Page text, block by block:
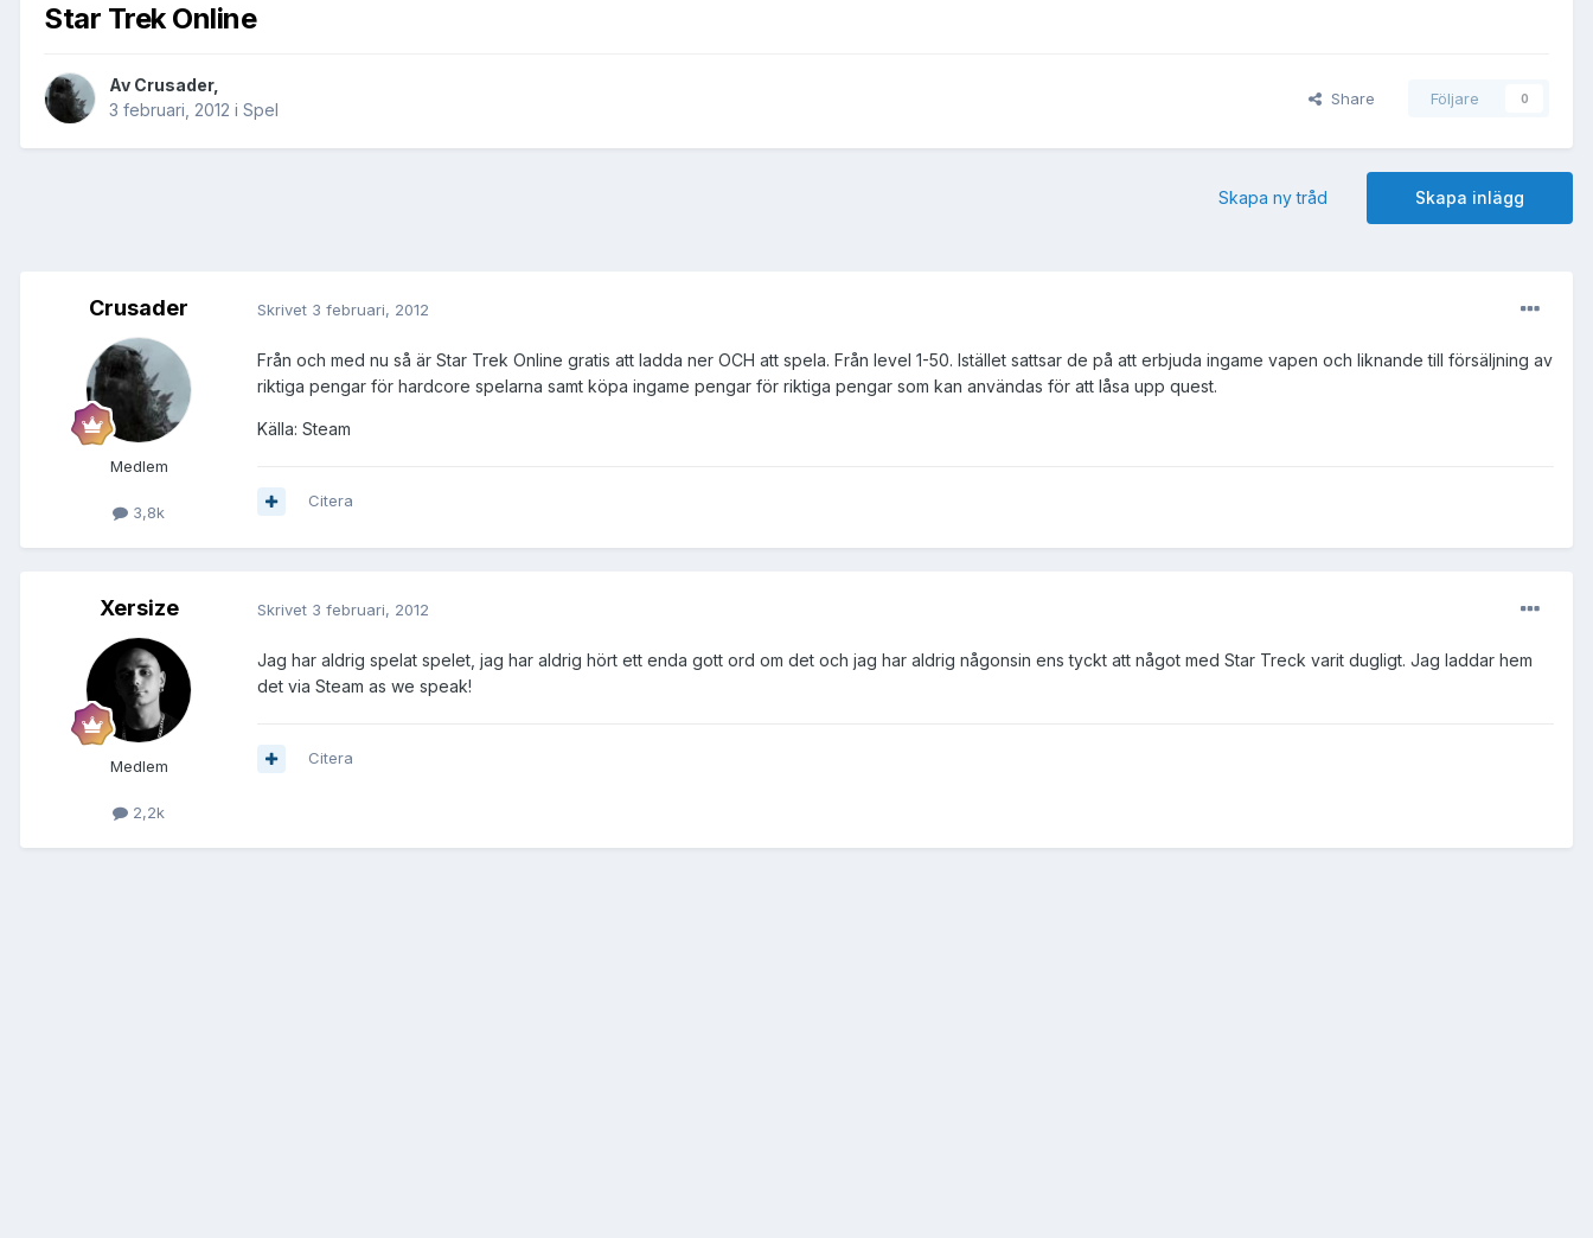
Star Trek Online
Av Crusader,
3 februari, 2012 i Spel
Share Följare 0
Skapa inlägg
Skapa ny tråd
Crusader
Medlem
3,8k
Skrivet 3 februari, 2012
Från och med nu så är Star Trek Online gratis att ladda ner OCH att spela. Från level 1-50. Istället sattsar de på att erbjuda ingame vapen och liknande till försäljning av
riktiga pengar för hardcore spelarna samt köpa ingame pengar för riktiga pengar som kan användas för att låsa upp quest.
Källa: Steam
Citera
Xersize
Medlem
2,2k
Skrivet 3 februari, 2012
Jag har aldrig spelat spelet, jag har aldrig hört ett enda gott ord om det och jag har aldrig någonsin ens tyckt att något med Star Treck varit dugligt. Jag laddar hem
det via Steam as we speak!
Citera